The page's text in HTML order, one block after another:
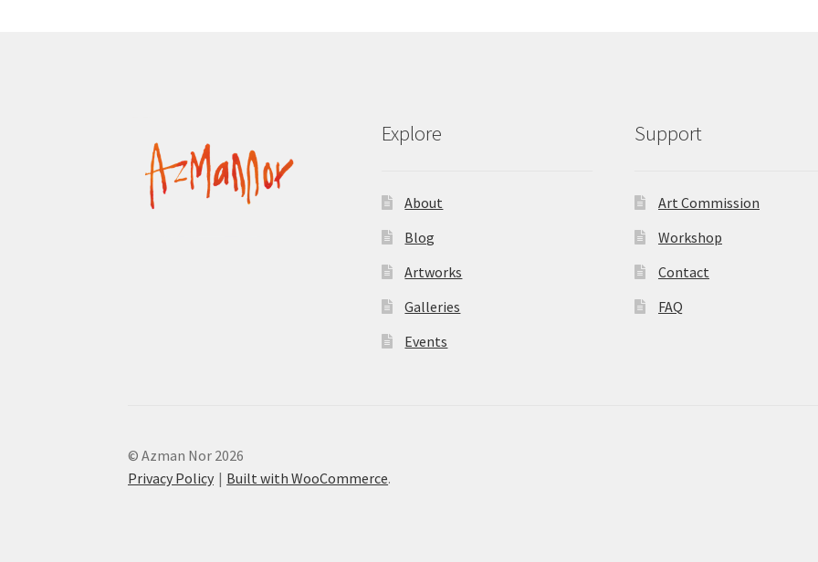
Explore
About
Blog
Artworks
Galleries
Events
Support
Art Commission
Workshop
Contact
FAQ
© Azman Nor 2026
Privacy Policy
Built with WooCommerce.